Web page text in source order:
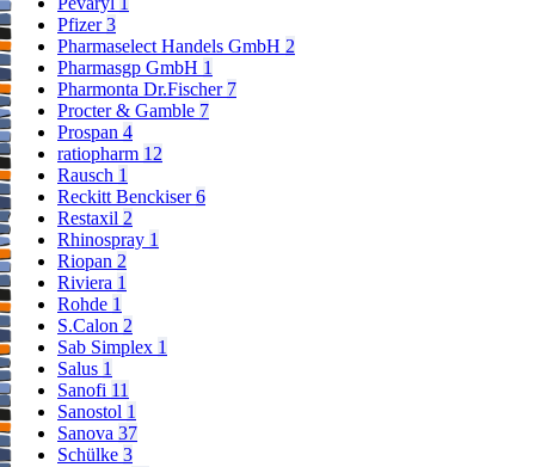
Pfizer3
Pharmaselect Handels GmbH 2
Pharmasgp GmbH 1
Pharmonta Dr.Fischer 7
Procter & Gamble 7
Prospan 4
ratiopharm 12
Rausch 1
Reckitt Benckiser6
Restaxil 2
Rhinospray 1
Riopan 2
Riviera 1
Rohde 1
S.Calon 2
Sab Simplex 1
Salus 1
Sanofi 11
Sanostol 1
Sanova 37
Schülke 3